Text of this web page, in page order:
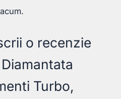
o recenzie
Turbo,